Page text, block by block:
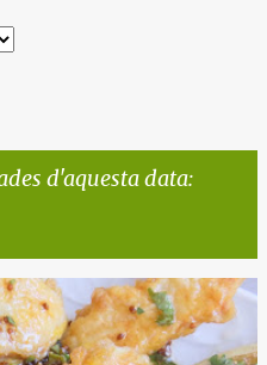
d'aquesta data: